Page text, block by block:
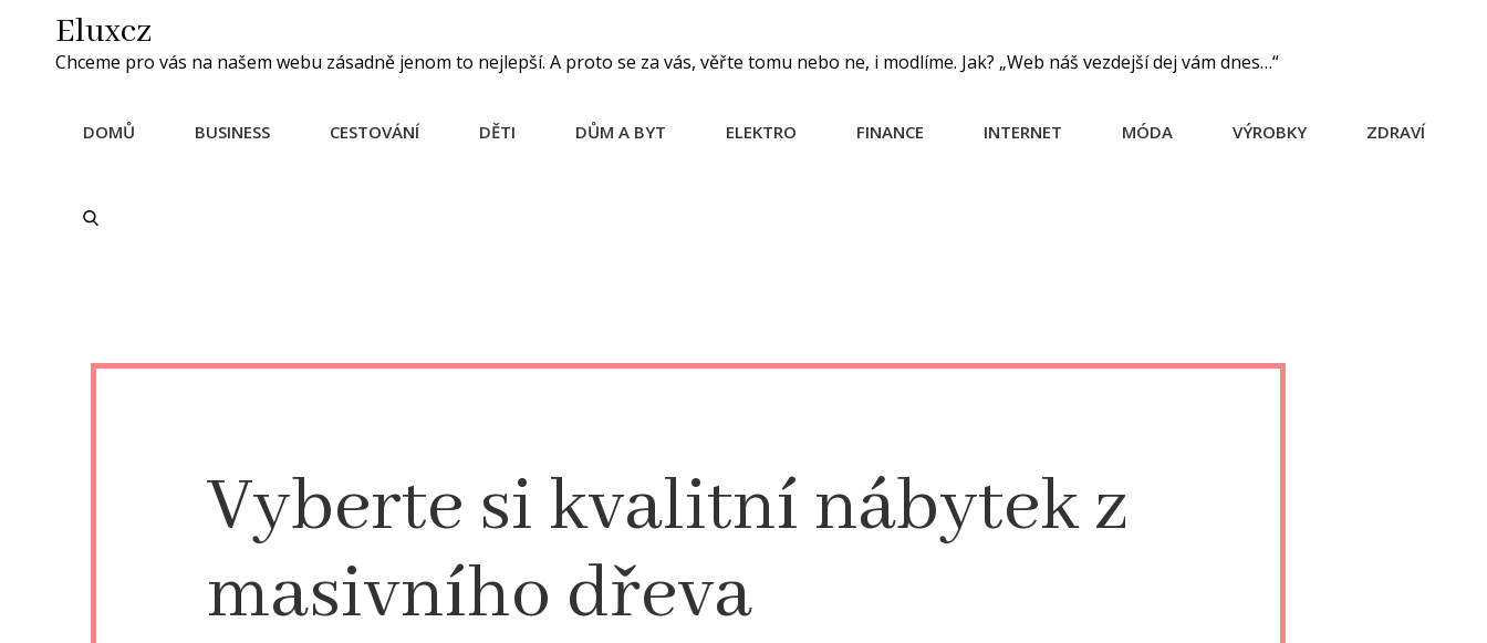
content
Eluxcz
Chceme pro vás na našem webu zásadně jenom to nejlepší. A proto se za vás, věřte tomu nebo ne, i modlíme. Jak? „Web náš vezdejší dej vám dnes…“
DOMŮ BUSINESS CESTOVÁNÍ DĚTI DŮM A BYT ELEKTRO FINANCE INTERNET MÓDA VÝROBKY ZDRAVÍ
Vyberte si kvalitní nábytek z
masivního dřeva